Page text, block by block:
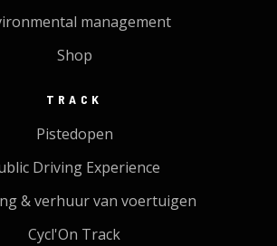
management
Shop
TRACK
Pistedopen
Driving Experience
& verhuur van voertuigen
Cycl'On Track